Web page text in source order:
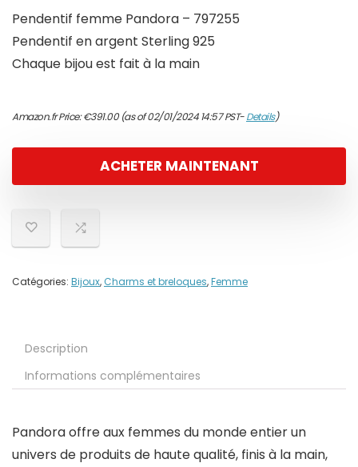
Pendentif femme Pandora – 797255
Pendentif en argent Sterling 925
Chaque bijou est fait à la main
Amazon.fr Price:€391.00(as of 02/01/2024 14:57 PST-Details)
ACHETER MAINTENANT
Catégories: Bijoux, Charms et breloques,Femme
Description
Informations complémentaires
Pandora offre aux femmes du monde entier un
univers de produits de haute qualité, finis à la main,